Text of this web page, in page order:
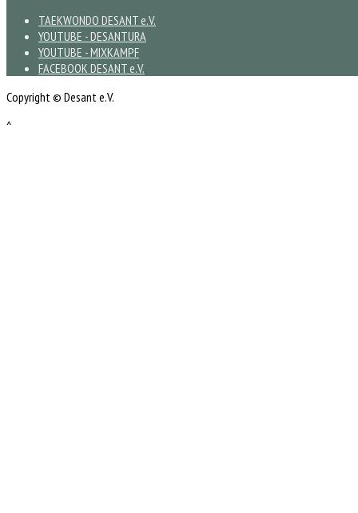
TAEKWONDO DESANT e.V.
YOUTUBE - DESANTURA
YOUTUBE - MIXKAMPF
FACEBOOK DESANT e.V.
Copyright © Desant e.V.
^